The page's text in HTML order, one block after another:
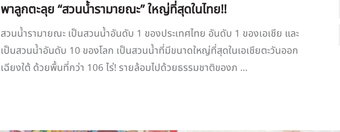
พาลูกตะลุย “สวนน้ำรามายณะ” ใหญ่ที่สุดในไทย!!
สวนน้ำรามายณะ เป็นสวนน้ำอันดับ 1 ของประเทศไทย อันดับ 1 ของเอเชีย และ
เป็นสวนน้ำอันดับ 10 ของโลก เป็นสวนน้ำที่มีขนาดใหญ่ที่สุดในเอเชียตะวันออก
เฉียงใต้ ด้วยพื้นที่กว่า 106 ไร่! รายล้อมไปด้วยธรรมชาติของภ ...